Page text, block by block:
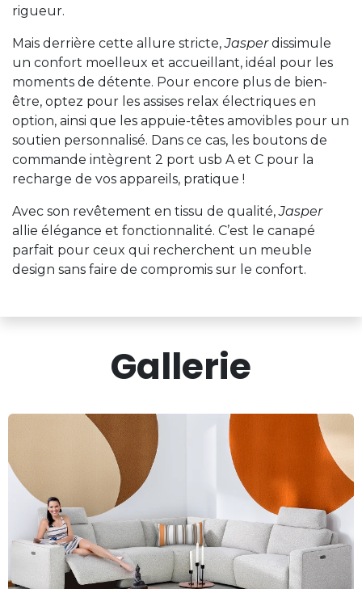
rigueur.
Mais derrière cette allure stricte,Jasperdissimule
un confort moelleux et accueillant, idéal pour les
moments de détente. Pour encore plus de bien-
être, optez pour les assises relax électriques en
option, ainsi que les appuie-têtes amovibles pour un
soutien personnalisé. Dans ce cas, les boutons de
commande intègrent 2 port usb A et C pour la
recharge de vos appareils, pratique !
Avec son revêtement en tissu de qualité,Jasper
allie élégance et fonctionnalité. C’est le canapé
parfait pour ceux qui recherchent un meuble
design sans faire de compromis sur le confort.
Gallerie